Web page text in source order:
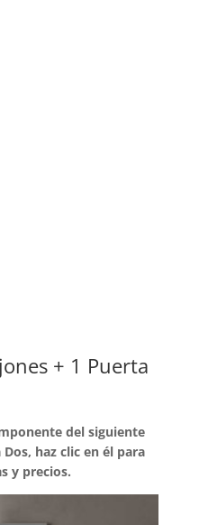
+ 1 Puerta
del siguiente
haz clic en él para
y precios.